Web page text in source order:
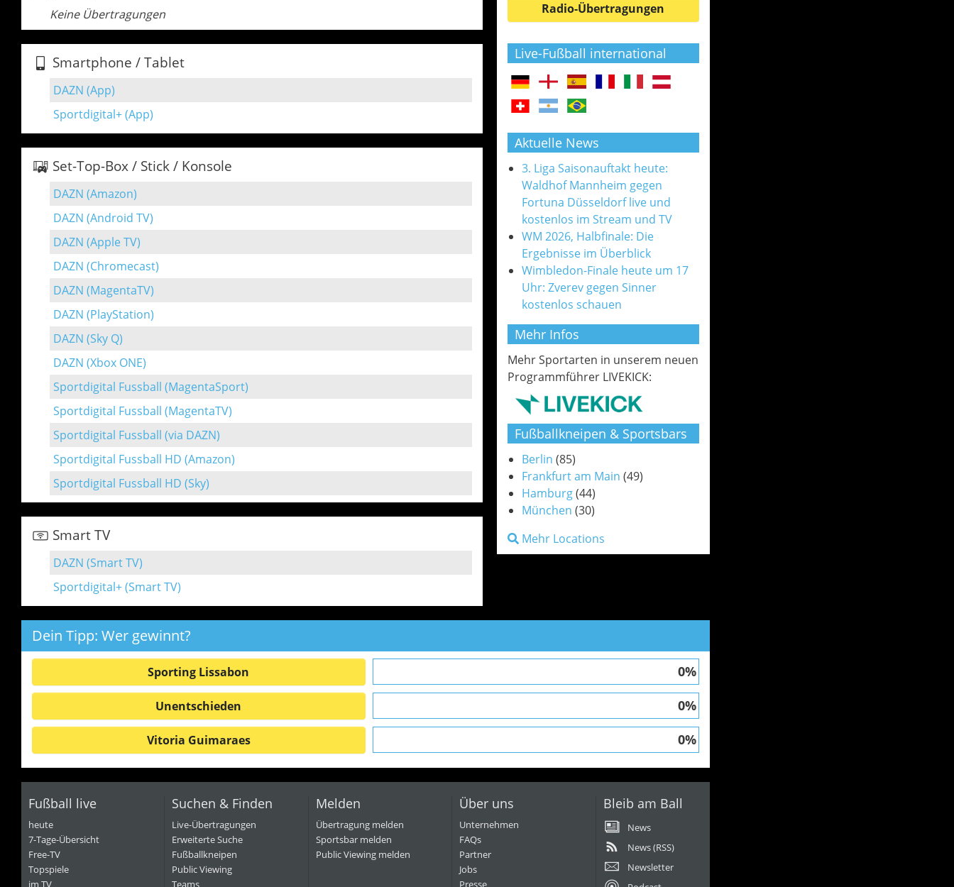
Keine Übertragungen
Smartphone / Tablet
DAZN (App)
Sportdigital+ (App)
Set-Top-Box / Stick / Konsole
DAZN (Amazon)
DAZN (Android TV)
DAZN (Apple TV)
DAZN (Chromecast)
DAZN (MagentaTV)
DAZN (PlayStation)
DAZN (Sky Q)
DAZN (Xbox ONE)
Sportdigital Fussball (MagentaSport)
Sportdigital Fussball (MagentaTV)
Sportdigital Fussball (via DAZN)
Sportdigital Fussball HD (Amazon)
Sportdigital Fussball HD (Sky)
Smart TV
DAZN (Smart TV)
Sportdigital+ (Smart TV)
Radio-Übertragungen
Live-Fußball international
Aktuelle News
3. Liga Saisonauftakt heute:
Waldhof Mannheim gegen
Fortuna Düsseldorf live und
kostenlos im Stream und TV
WM 2026, Halbfinale: Die
Ergebnisse im Überblick
Wimbledon-Finale heute um 17
Uhr: Zverev gegen Sinner
kostenlos schauen
Mehr Infos
Mehr Sportarten in unserem neuen
Programmführer LIVEKICK:
Fußballkneipen & Sportsbars
Berlin (85)
Frankfurt am Main (49)
Hamburg(44)
München (30)
Mehr Locations
Dein Tipp: Wer gewinnt?
Sporting Lissabon 0%
Unentschieden 0%
Vitoria Guimaraes 0%
Fußball live
heute
7-Tage-Übersicht
Free-TV
Topspiele
im TV
Suchen & Finden
Live-Übertragungen
Erweiterte Suche
Fußballkneipen
Public Viewing
Teams
Melden
Übertragung melden
Sportsbar melden
Public Viewing melden
Über uns
Unternehmen
FAQs
Partner
Jobs
Presse
Bleib am Ball
News
News (RSS)
Newsletter